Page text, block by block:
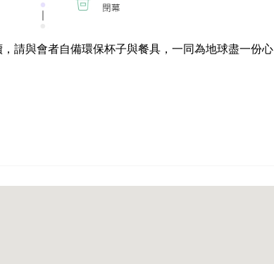
請與會者自備環保杯子與餐具，一同為地球盡一份心